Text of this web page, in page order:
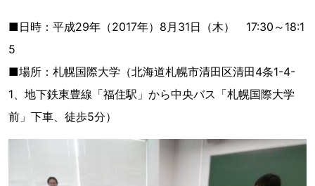
■日時：平成29年（2017年）8月31日（木） 17:30～18:1
5
■場所：札幌国際大学（北海道札幌市清田区清田4条1-4-
1、地下鉄東豊線「福住駅」から中央バス「札幌国際大学
前」下車、徒歩5分）